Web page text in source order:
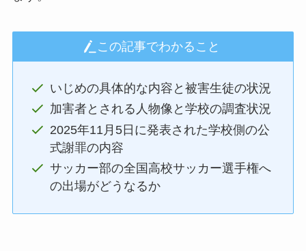
この記事でわかること
いじめの具体的な内容と被害生徒の状況
加害者とされる人物像と学校の調査状況
2025年11月5日に発表された学校側の公
式謝罪の内容
サッカー部の全国高校サッカー選手権へ
の出場がどうなるか